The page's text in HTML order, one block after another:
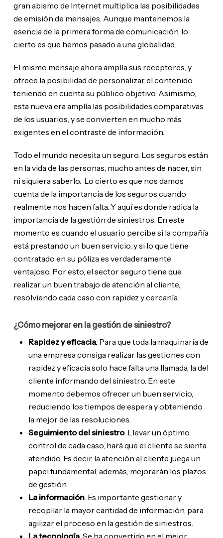
gran abismo de Internet multiplica las posibilidades
de emisión de mensajes. Aunque mantenemos la
esencia de la primera forma de comunicación, lo
cierto es que hemos pasado a una globalidad.
El mismo mensaje ahora amplía sus receptores, y
ofrece la posibilidad de personalizar el contenido
teniendo en cuenta su público objetivo. Asimismo,
esta nueva era amplía las posibilidades comparativas
de los usuarios, y se convierten en mucho más
exigentes en el contraste de información.
Todo el mundo necesita un seguro. Los seguros están
en la vida de las personas, mucho antes de nacer, sin
ni siquiera saberlo. Lo cierto es que nos damos
cuenta de la importancia de los seguros cuando
realmente nos hacen falta. Y aquí es donde radica la
importancia de la gestión de siniestros. En este
momento es cuando el usuario percibe si la compañía
está prestando un buen servicio, y si lo que tiene
contratado en su póliza es verdaderamente
ventajoso. Por esto, el sector seguro tiene que
realizar un buen trabajo de atención al cliente,
resolviendo cada caso con rapidez y cercanía.
¿Cómo mejorar en la gestión de siniestro?
Rapidez y eficacia.Para que toda la maquinaría de
una empresa consiga realizar las gestiones con
rapidez y eficacia solo hace falta una llamada, la del
cliente informando del siniestro. En este
momento debemos ofrecer un buen servicio,
reduciendo los tiempos de espera y obteniendo
la mejor de las resoluciones.
Seguimiento del siniestro. Llevar un óptimo
control de cada caso, hará que el cliente se sienta
atendido. Es decir, la atención al cliente juega un
papel fundamental, además, mejorarán los plazos
de gestión.
La información. Es importante gestionar y
recopilar la mayor cantidad de información, para
agilizar el proceso en la gestión de siniestros.
La tecnología. Se ha convertido en el mejor